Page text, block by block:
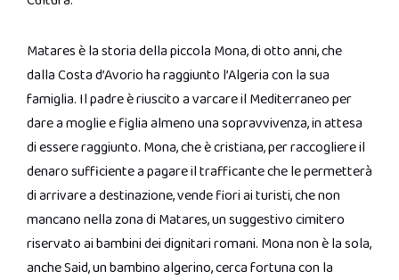
Matares è la storia della piccola Mona, di otto anni, che
dalla Costa d’Avorio ha raggiunto l’Algeria con la sua
famiglia. Il padre è riuscito a varcare il Mediterraneo per
dare a moglie e figlia almeno una sopravvivenza, in attesa
di essere raggiunto. Mona, che è cristiana, per raccogliere il
denaro sufficiente a pagare il trafficante che le permetterà
di arrivare a destinazione, vende fiori ai turisti, che non
mancano nella zona di Matares, un suggestivo cimitero
riservato ai bambini dei dignitari romani. Mona non è la sola,
anche Said, un bambino algerino, cerca fortuna con la